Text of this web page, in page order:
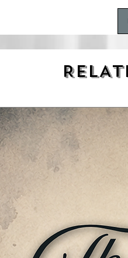
में कछवाहों के आगमन से लेकर
तक का दस्तावेज है, जिसे श्रीमति